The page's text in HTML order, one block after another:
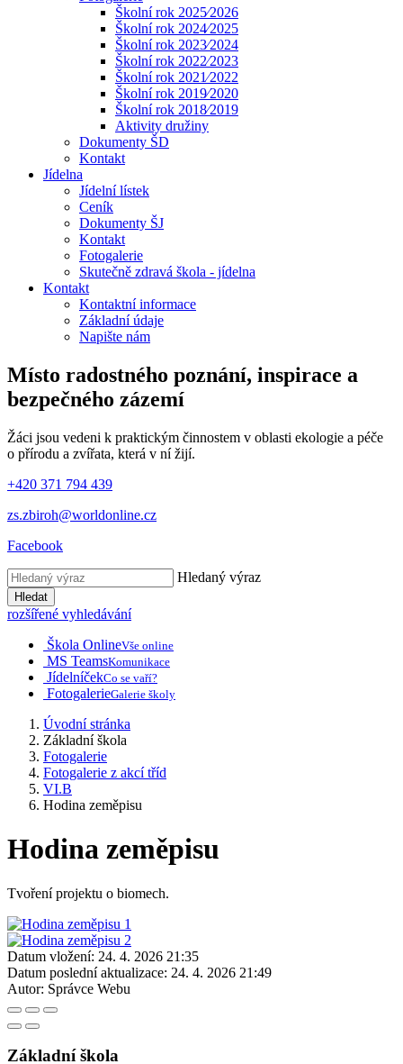
Školní rok 2025⁄2026
Školní rok 2024⁄2025
Školní rok 2023⁄2024
Školní rok 2022⁄2023
Školní rok 2021⁄2022
Školní rok 2019⁄2020
Školní rok 2018⁄2019
Aktivity družiny
Dokumenty ŠD
Kontakt
Jídelna
Jídelní lístek
Ceník
Dokumenty ŠJ
Kontakt
Fotogalerie
Skutečně zdravá škola - jídelna
Kontakt
Kontaktní informace
Základní údaje
Napište nám
Místo radostného poznání, inspirace a
bezpečného zázemí
Žáci jsou vedeni k praktickým činnostem v oblasti ekologie a péče
o přírodu a zvířata, která v ní žijí.
+420 371 794 439
zs.zbiroh@worldonline.cz
Facebook
Hledaný výraz
Hledat
rozšířené vyhledávání
Škola OnlineVše online
MS TeamsKomunikace
JídelníčekCo se vaří?
FotogalerieGalerie školy
Úvodní stránka
Základní škola
Fotogalerie
Fotogalerie z akcí tříd
VI.B
Hodina zeměpisu
Hodina zeměpisu
Tvoření projektu o biomech.
Datum vložení: 24. 4. 2026 21:35
Datum poslední aktualizace: 24. 4. 2026 21:49
Autor: Správce Webu
Základní škola